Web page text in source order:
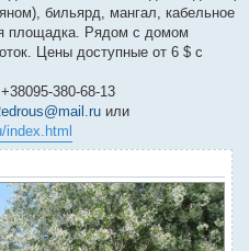
бильярд, мангал, кабельное
площадка. Рядом с домом
Цены доступные от 6 $ с
380-68-13
или
index.html